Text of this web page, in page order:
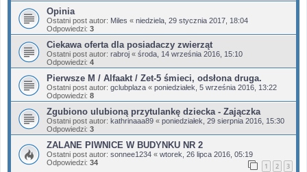
Opinia
Ostatni post autor: Miles « niedziela, 29 stycznia 2017, 18:04
Odpowiedzi: 3
Ciekawa oferta dla posiadaczy zwierząt
Ostatni post autor: rabroj « środa, 14 września 2016, 15:10
Odpowiedzi: 4
Pierwsze M / Alfaakt / Zet-5 śmieci, odsłona druga.
Ostatni post autor: gclubplaza « poniedziałek, 5 września 2016, 13:22
Odpowiedzi: 8
Zgubiono ulubioną przytulankę dziecka - Zajączka
Ostatni post autor: kathrinaaa89 « poniedziałek, 29 sierpnia 2016, 15:30
Odpowiedzi: 3
ZALANE PIWNICE W BUDYNKU NR 2
Ostatni post autor: sonnee1234 « wtorek, 26 lipca 2016, 05:19
Odpowiedzi: 34 1 2 3